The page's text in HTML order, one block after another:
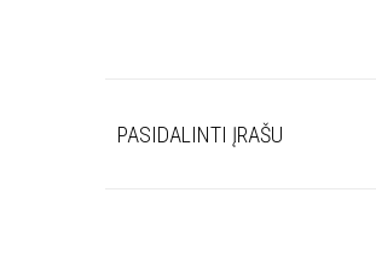
PASIDALINTI ĮRAŠU